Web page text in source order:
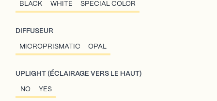
BLACK WHITE SPECIAL COLOR
DIFFUSEUR
MICROPRISMATIC OPAL
UPLIGHT (ÉCLAIRAGE VERS LE HAUT)
NO YES